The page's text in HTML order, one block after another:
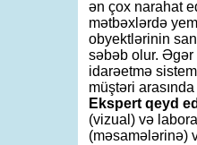
ən çox narahat
mətbəxlərdə
obyektlərinin
səbəb olur.
idarəetmə
müştəri
Ekspert qeyd
(vizual) və
(məsamələrinə)